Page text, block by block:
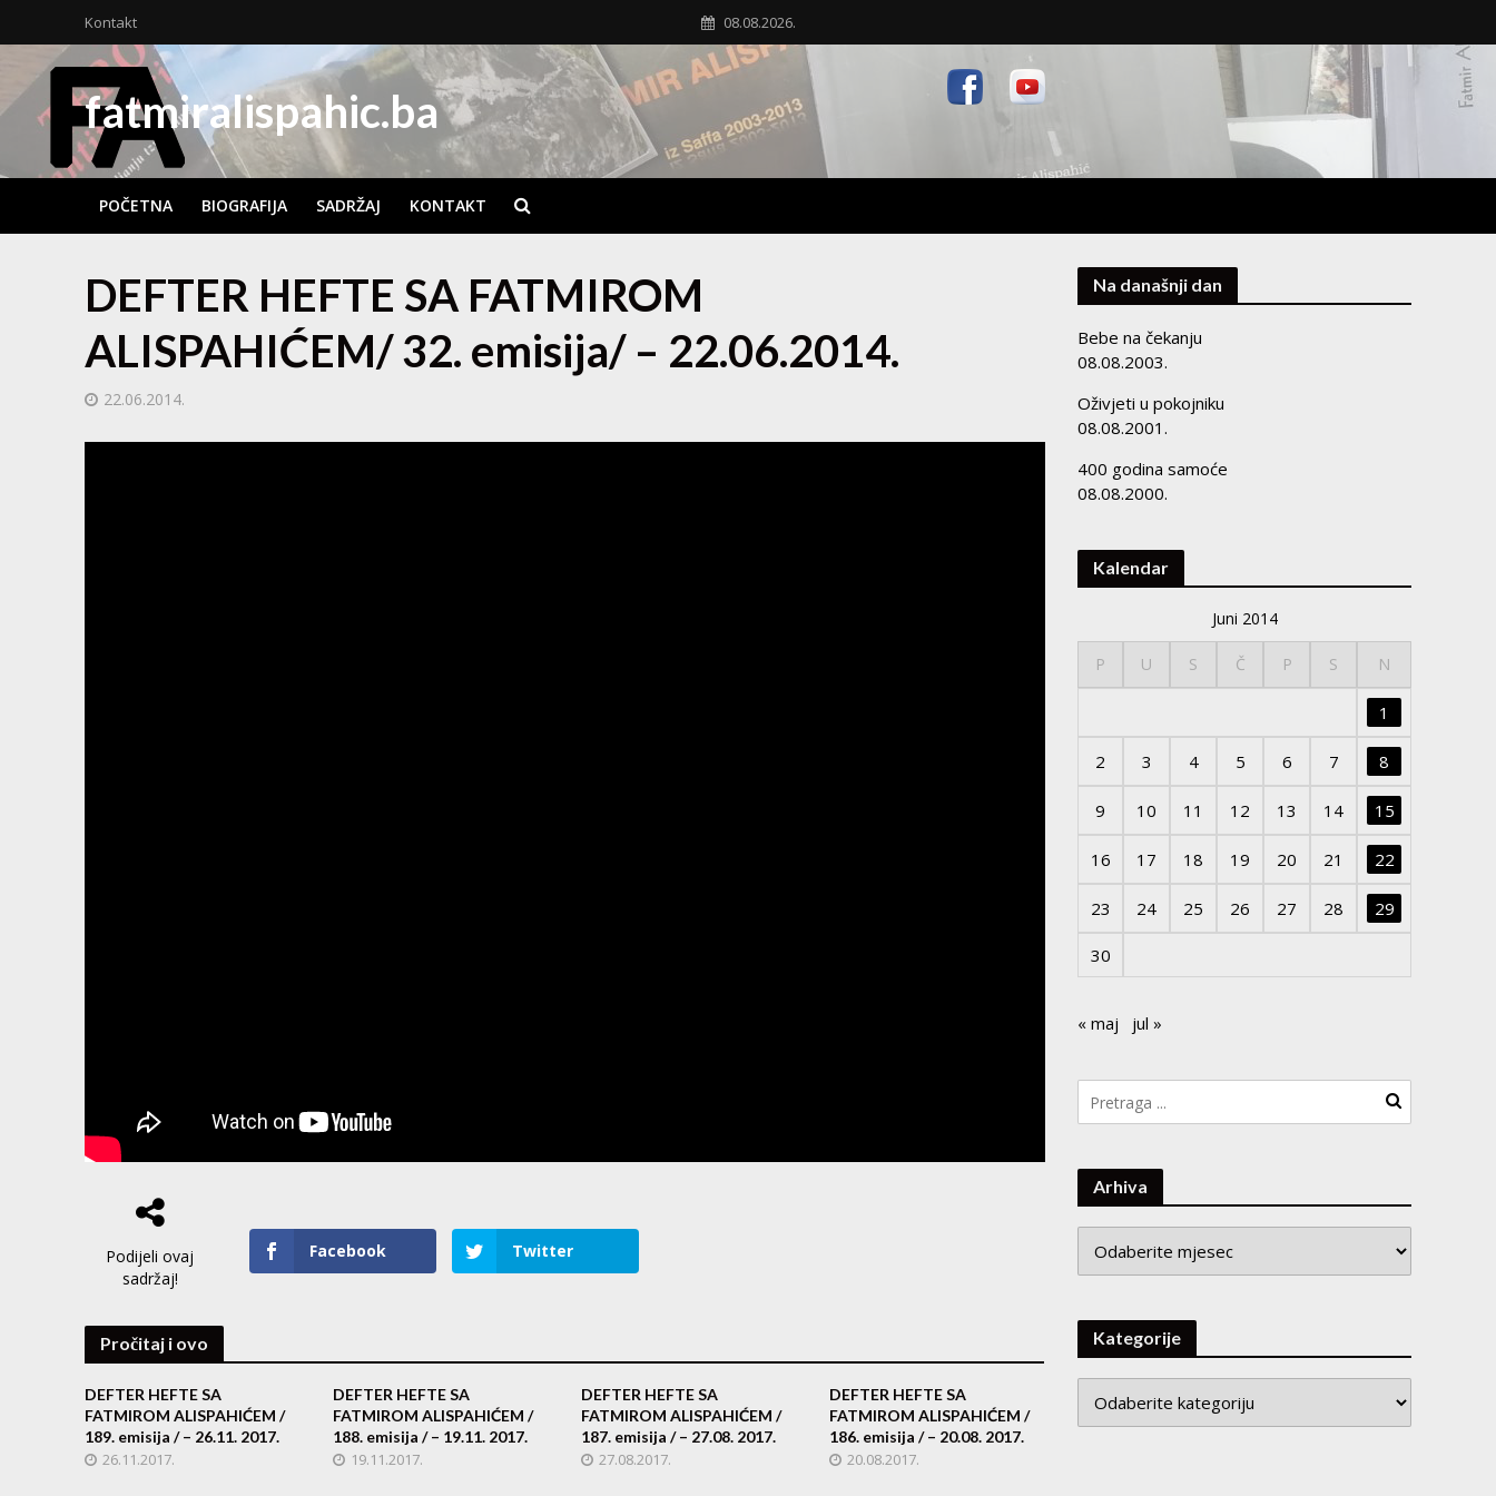
Kontakt 08.08.2026.
fatmiralispahic.ba
POČETNA BIOGRAFIJA SADRŽAJ KONTAKT
DEFTER HEFTE SA FATMIROM
ALISPAHIĆEM/ 32. emisija/ – 22.06.2014.
22.06.2014.
Podijeli ovaj
sadržaj!
Facebook Twitter
Pročitaj i ovo
DEFTER HEFTE SA
FATMIROM ALISPAHIĆEM /
189. emisija / – 26.11. 2017.
26.11.2017.
DEFTER HEFTE SA
FATMIROM ALISPAHIĆEM /
188. emisija / – 19.11. 2017.
19.11.2017.
DEFTER HEFTE SA
FATMIROM ALISPAHIĆEM /
187. emisija / – 27.08. 2017.
27.08.2017.
DEFTER HEFTE SA
FATMIROM ALISPAHIĆEM /
186. emisija / – 20.08. 2017.
20.08.2017.
Na današnji dan
Bebe na čekanju
08.08.2003.
Oživjeti u pokojniku
08.08.2001.
400 godina samoće
08.08.2000.
Kalendar
Juni 2014
P U S Č P S N
1
2 3 4 5 6 7 8
9 10 11 12 13 14 15
16 17 18 19 20 21 22
23 24 25 26 27 28 29
30
« maj jul »
Arhiva
Kategorije